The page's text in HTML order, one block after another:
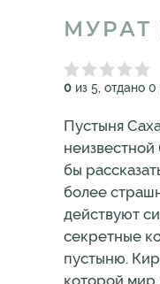
МУРАТ
0 из 5, отдано 0
Пустыня
неизвестной
бы
более
действуют
секретные
пустыню.
которой мир